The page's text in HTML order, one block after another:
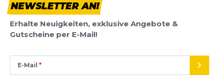
NEWSLETTER AN!
Erhalte Neuigkeiten, exklusive Angebote &
Gutscheine per E-Mail!
E-Mail